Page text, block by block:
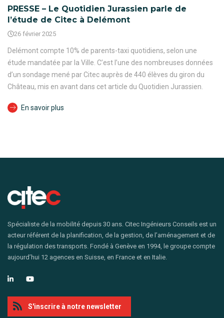
PRESSE – Le Quotidien Jurassien parle de
l’étude de Citec à Delémont
26 février 2025
Delémont compte 10% de parents-taxi quotidiens, selon une
étude mandatée par la Ville. C’est l’une des nombreuses données
d’un sondage mené par Citec auprès de 440 élèves du giron du
Château, mis en avant dans cet article du Quotidien Jurassien.
En savoir plus
Spécialiste de la mobilité depuis 30 ans. Citec Ingénieurs Conseils est un
acteur référent de la planification, de la gestion, de l’aménagement et de
la régulation des transports. Fondé à Genève en 1994, le groupe compte
aujourd’hui 12 agences en Suisse, en France et en Italie.
S'inscrire à notre newsletter